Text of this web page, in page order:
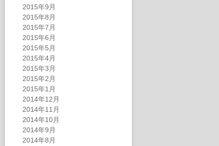
2015年9月
2015年8月
2015年7月
2015年6月
2015年5月
2015年4月
2015年3月
2015年2月
2015年1月
2014年12月
2014年11月
2014年10月
2014年9月
2014年8月